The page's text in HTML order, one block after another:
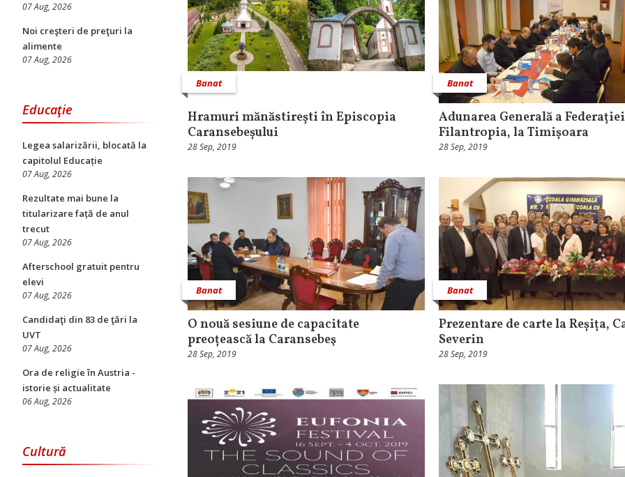
07 Aug, 2026
Noi creşteri de preţuri la
alimente
07 Aug, 2026
Educaţie
Legea salarizării, blocată la
capitolul Educație
07 Aug, 2026
Rezultate mai bune la
titularizare față de anul
trecut
07 Aug, 2026
Afterschool gratuit pentru
elevi
07 Aug, 2026
Candidaţi din 83 de ţări la
UVT
07 Aug, 2026
Ora de religie în Austria -
istorie și actualitate
06 Aug, 2026
Cultură
Banat
Hramuri mănăstirești în Episcopia
Caransebeșului
28 Sep, 2019
Banat
Adunarea Generală a Federației
Filantropia, la Timișoara
28 Sep, 2019
Banat
O nouă sesiune de capacitate
preoțească la Caransebeş
28 Sep, 2019
Banat
Prezentare de carte la Reșița,
Severin
28 Sep, 2019